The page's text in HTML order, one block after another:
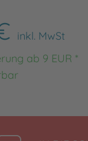
inkl. MwSt
ab 9 EUR *